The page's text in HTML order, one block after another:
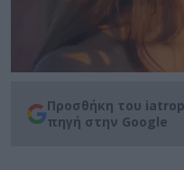
Προσθήκη του
πηγή στην Google